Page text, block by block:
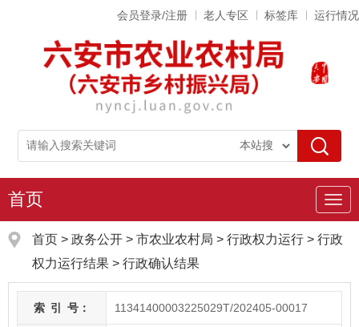
会员登录/注册 老人专区 标签库 运行情况
导
航
首页
首页 > 政务公开 > 市农业农村局 > 行政权力运行 > 行政
权力运行结果 > 行政确认结果
索 引 号： 11341400003225029T/202405-00017